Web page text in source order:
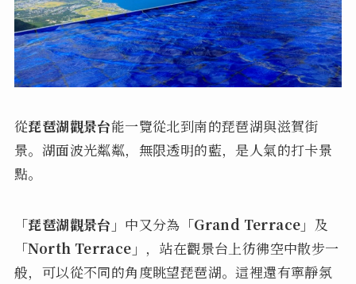
從琵琶湖觀景台能一覽從北到南的琵琶湖與滋賀街
景。湖面波光粼粼，無限透明的藍，是人氣的打卡景
點。
「琵琶湖觀景台」 中又分為 「Grand Terrace」 及
「North Terrace」 ，站在觀景台上彷彿空中散步一
般，可以從不同的角度眺望琵琶湖。這裡還有寧靜氛